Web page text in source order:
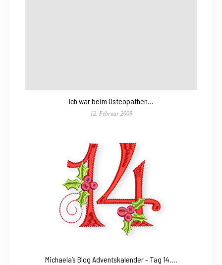
Ich war beim Osteopathen…
12. Februar 2009
Michaela’s Blog Adventskalender – Tag 14….